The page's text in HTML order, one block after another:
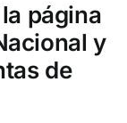
página
y
de